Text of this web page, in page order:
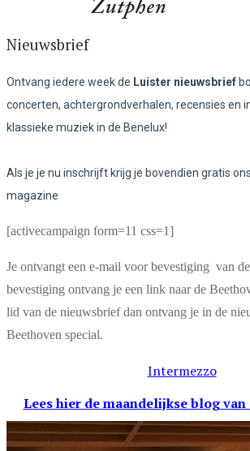
Nieuwsbrief
Ontvang iedere week de Luister nieuwsbrief
concerten, achtergrondverhalen, recensies en
klassieke muziek in de Benelux!
Als je je nu inschrijft krijg je bovendien gratis
magazine
[activecampaign form=11 css=1]
Je ontvangt een e-mail voor bevestiging van
bevestiging ontvang je een link naar de
lid van de nieuwsbrief dan ontvang je in de
Beethoven special.
Intermezzo
Lees hier de maandelijkse blogvan